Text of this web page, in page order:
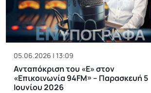
05.06.2026 | 13:09
Ανταπόκριση του «Ε» στον
«Επικοινωνία 94FM» – Παρασκευή 5
Ιουνίου 2026